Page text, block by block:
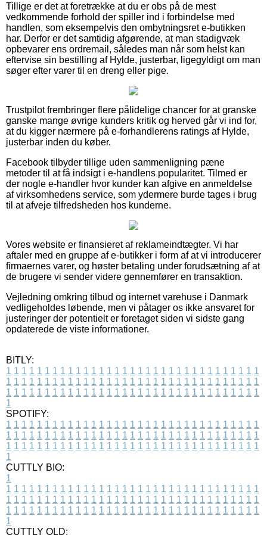
Tillige er det at foretrække at du er obs på de mest
vedkommende forhold der spiller ind i forbindelse med
handlen, som eksempelvis den ombytningsret e-butikken
har. Derfor er det samtidig afgørende, at man stadigvæk
opbevarer ens ordremail, således man når som helst kan
eftervise sin bestilling af Hylde, justerbar, ligegyldigt om man
søger efter varer til en dreng eller pige.
Trustpilot frembringer flere pålidelige chancer for at granske
ganske mange øvrige kunders kritik og herved går vi ind for,
at du kigger nærmere på e-forhandlerens ratings af Hylde,
justerbar inden du køber.
Facebook tilbyder tillige uden sammenligning pæne
metoder til at få indsigt i e-handlens popularitet. Tilmed er
der nogle e-handler hvor kunder kan afgive en anmeldelse
af virksomhedens service, som ydermere burde tages i brug
til at afveje tilfredsheden hos kunderne.
Vores website er finansieret af reklameindtægter. Vi har
aftaler med en gruppe af e-butikker i form af at vi introducerer
firmaernes varer, og høster betaling under forudsætning af at
de brugere vi sender videre gennemfører en transaktion.
Vejledning omkring tilbud og internet varehuse i Danmark
vedligeholdes løbende, men vi påtager os ikke ansvaret for
justeringer der potentielt er foretaget siden vi sidste gang
opdaterede de viste informationer.
BITLY:
1 1 1 1 1 1 1 1 1 1 1 1 1 1 1 1 1 1 1 1 1 1 1 1 1 1 1 1 1 1 1 1 1
1 1 1 1 1 1 1 1 1 1 1 1 1 1 1 1 1 1 1 1 1 1 1 1 1 1 1 1 1 1 1 1 1
1 1 1 1 1 1 1 1 1 1 1 1 1 1 1 1 1 1 1 1 1 1 1 1 1 1 1 1 1 1 1 1 1
1
SPOTIFY:
1 1 1 1 1 1 1 1 1 1 1 1 1 1 1 1 1 1 1 1 1 1 1 1 1 1 1 1 1 1 1 1 1
1 1 1 1 1 1 1 1 1 1 1 1 1 1 1 1 1 1 1 1 1 1 1 1 1 1 1 1 1 1 1 1 1
1 1 1 1 1 1 1 1 1 1 1 1 1 1 1 1 1 1 1 1 1 1 1 1 1 1 1 1 1 1 1 1 1
1
CUTTLY BIO:
1
1 1 1 1 1 1 1 1 1 1 1 1 1 1 1 1 1 1 1 1 1 1 1 1 1 1 1 1 1 1 1 1 1
1 1 1 1 1 1 1 1 1 1 1 1 1 1 1 1 1 1 1 1 1 1 1 1 1 1 1 1 1 1 1 1 1
1 1 1 1 1 1 1 1 1 1 1 1 1 1 1 1 1 1 1 1 1 1 1 1 1 1 1 1 1 1 1 1 1
1
CUTTLY OLD: